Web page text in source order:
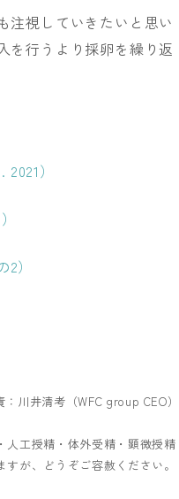
注視していきたいと思い
を行うより採卵を繰り返
）
）
：川井清考（WFC group CEO）
人工授精・体外受精・顕微授精
が、どうぞご容赦ください。